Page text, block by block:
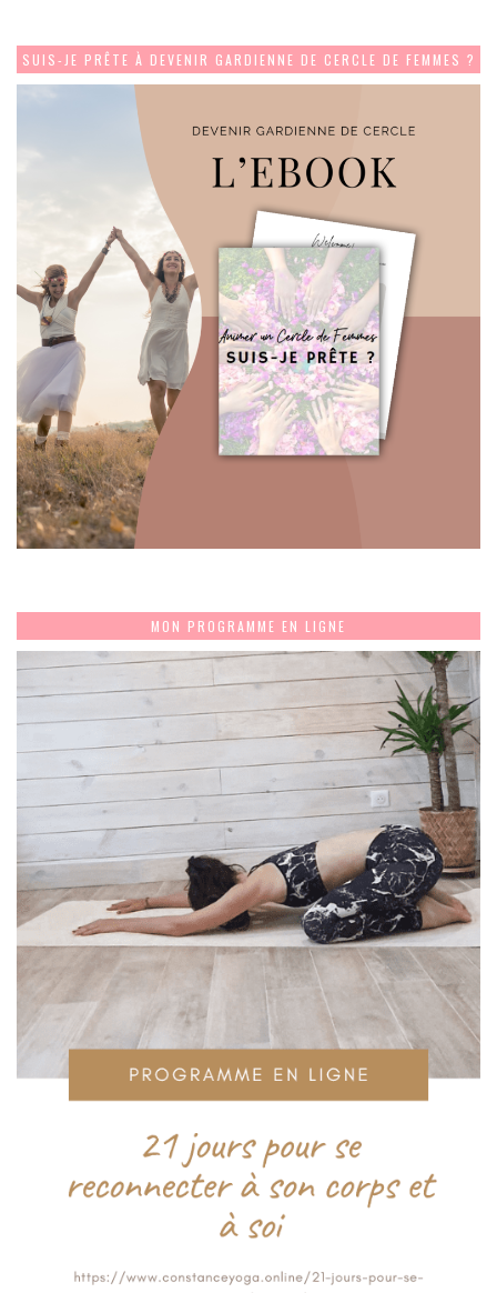
SUIS-JE PRÊTE À DEVENIR GARDIENNE DE CERCLE DE FEMMES ?
MON PROGRAMME EN LIGNE